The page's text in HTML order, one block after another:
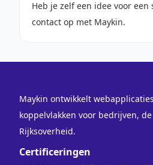
Heb je zelf een idee voor een
contact op met Maykin.
Maykin ontwikkelt
koppelvlakken voor bedrijven,
Rijksoverheid.
Certificeringen